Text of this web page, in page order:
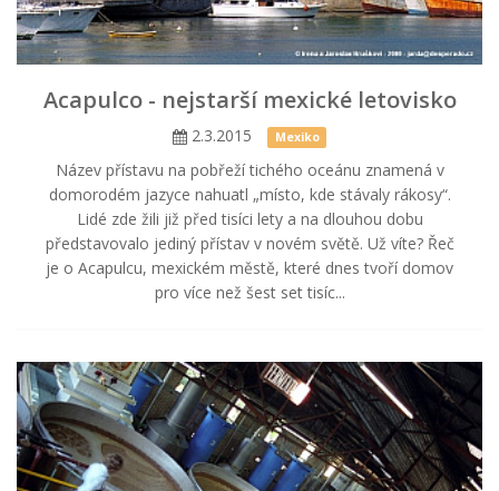
Acapulco - nejstarší mexické letovisko
2.3.2015 Mexiko
Název přístavu na pobřeží tichého oceánu znamená v
domorodém jazyce nahuatl „místo, kde stávaly rákosy“.
Lidé zde žili již před tisíci lety a na dlouhou dobu
představovalo jediný přístav v novém světě. Už víte? Řeč
je o Acapulcu, mexickém městě, které dnes tvoří domov
pro více než šest set tisíc...